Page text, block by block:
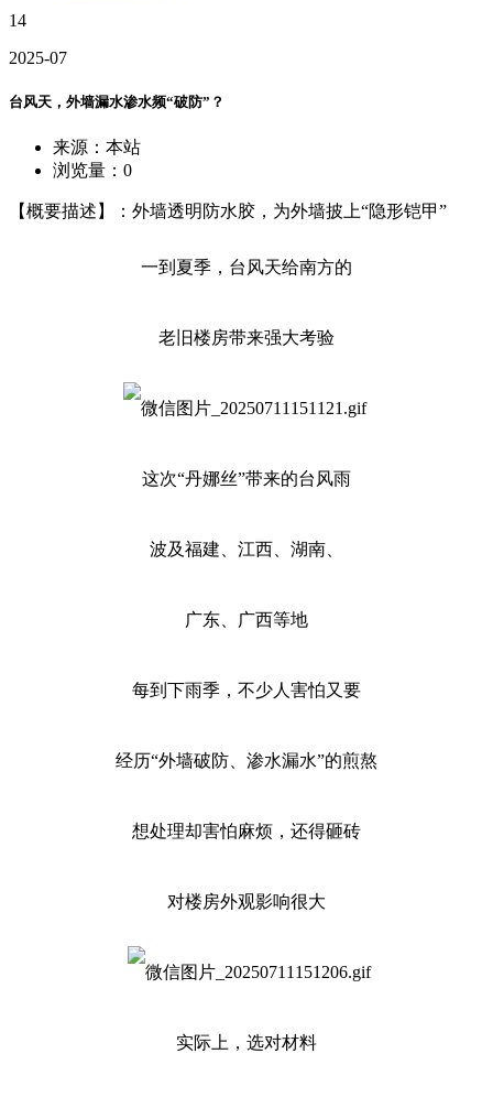
14
2025-07
台风天，外墙漏水渗水频“破防”？
来源：本站
浏览量： 0
【概要描述】：外墙透明防水胶，为外墙披上“隐形铠甲”
一到夏季，台风天给南方的
老旧楼房带来强大考验
这次“丹娜丝”带来的台风雨
波及福建、江西、湖南、
广东、广西等地
每到下雨季，不少人害怕又要
经历“外墙破防、渗水漏水”的煎熬
想处理却害怕麻烦，还得砸砖
对楼房外观影响很大
实际上，选对材料